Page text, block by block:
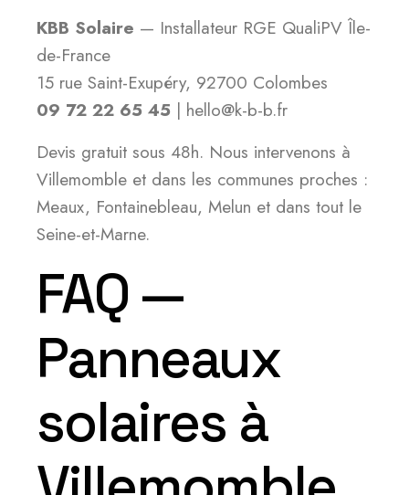
KBB Solaire — Installateur RGE QualiPV Île-
de-France
15 rue Saint-Exupéry, 92700 Colombes
09 72 22 65 45 | hello@k-b-b.fr
Devis gratuit sous 48h. Nous intervenons à
Villemomble et dans les communes proches :
Meaux, Fontainebleau, Melun et dans tout le
Seine-et-Marne.
FAQ —
Panneaux
solaires à